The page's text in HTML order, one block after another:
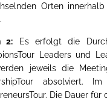
Orten
2:
Es erfolgt die
Leaders und
jeweils die
absolviert.
Die Dauer für